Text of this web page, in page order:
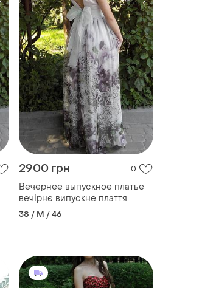
2900 грн 0
Вечернее выпускное платье
вечірнє випускне плаття
38 / M / 46